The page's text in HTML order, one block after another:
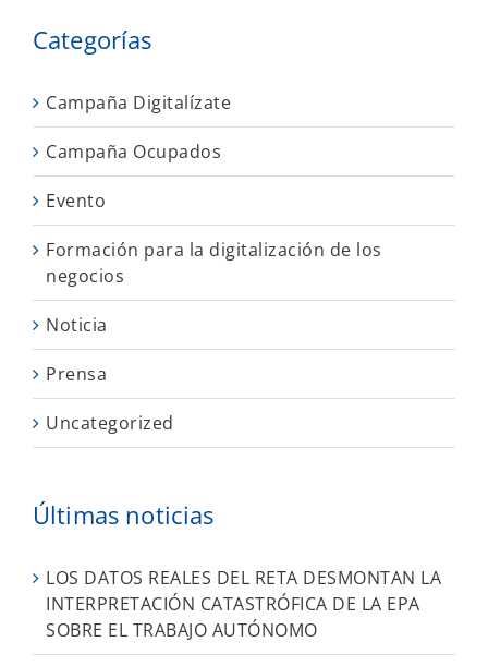
Categorías
Campaña Digitalízate
Campaña Ocupados
Evento
Formación para la digitalización de los
negocios
Noticia
Prensa
Uncategorized
Últimas noticias
LOS DATOS REALES DEL RETA DESMONTAN LA
INTERPRETACIÓN CATASTRÓFICA DE LA EPA
SOBRE EL TRABAJO AUTÓNOMO